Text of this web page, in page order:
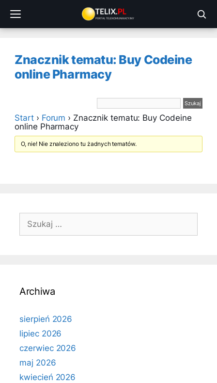
treści
Znacznik tematu: Buy Codeine
online Pharmacy
Start › Forum › Znacznik tematu: Buy Codeine
online Pharmacy
O, nie! Nie znaleziono tu żadnych tematów.
Szukaj:
Archiwa
sierpień 2026
lipiec 2026
czerwiec 2026
maj 2026
kwiecień 2026